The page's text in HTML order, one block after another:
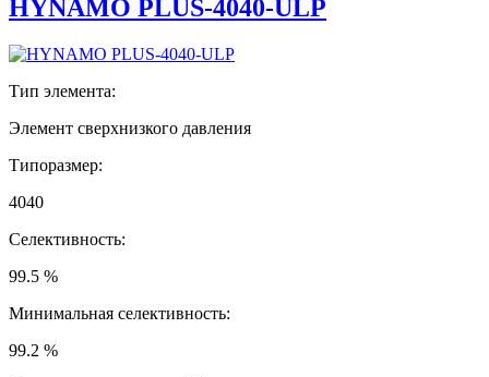
HYNAMO PLUS-4040-ULP
Тип элемента:
Элемент сверхнизкого давления
Типоразмер:
4040
Селективность:
99.5 %
Минимальная селективность:
99.2 %